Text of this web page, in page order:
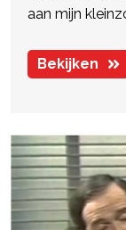
aan mijn
Bekijken